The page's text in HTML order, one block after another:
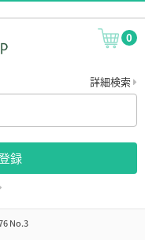
0
詳細検索
録
No.3